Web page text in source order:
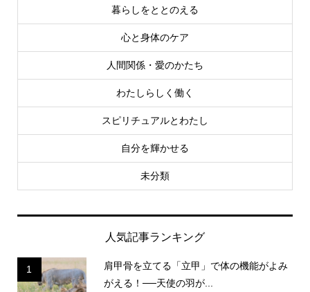
暮らしをととのえる
心と身体のケア
人間関係・愛のかたち
わたしらしく働く
スピリチュアルとわたし
自分を輝かせる
未分類
人気記事ランキング
1
肩甲骨を立てる「立甲」で体の機能がよみ
がえる！──天使の羽が...